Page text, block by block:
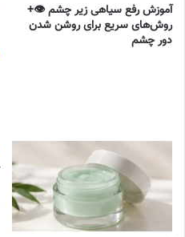
آموزش رفع سیاهی زیر چشم 👁️+
روش‌های سریع برای روشن شدن
دور چشم